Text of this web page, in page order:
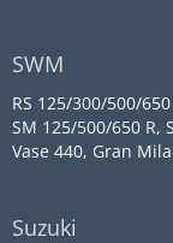
SWM
RS 125/300/500/
SM 125/500/650 R,
Vase 440, Gran
Suzuki